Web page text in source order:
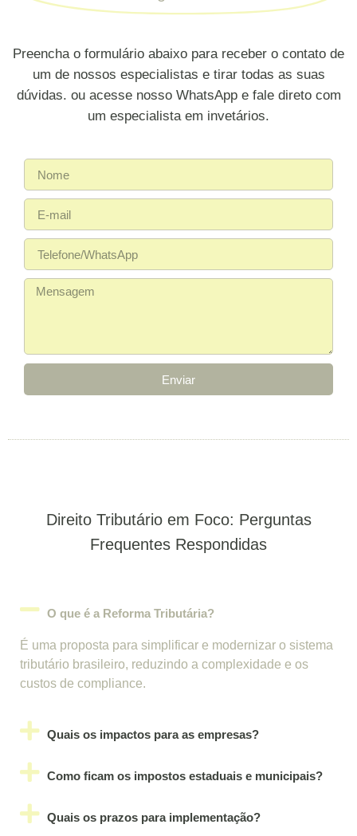
Preencha o formulário abaixo para receber o contato de
um de nossos especialistas e tirar todas as suas
dúvidas. ou acesse nosso WhatsApp e fale direto com
um especialista em invetários.
Enviar
Direito Tributário em Foco: Perguntas
Frequentes Respondidas
O que é a Reforma Tributária?
É uma proposta para simplificar e modernizar o sistema
tributário brasileiro, reduzindo a complexidade e os
custos de compliance.
Quais os impactos para as empresas?
Como ficam os impostos estaduais e municipais?
Quais os prazos para implementação?